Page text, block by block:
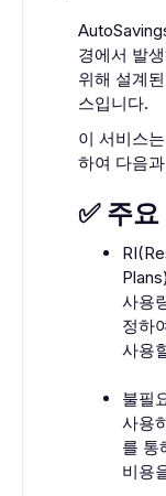
경에서 발
위해 설계
스입니다.
이 서비스
하여 다음
✅ 주
사용
정하
사용
불필
사용
를 통
비용